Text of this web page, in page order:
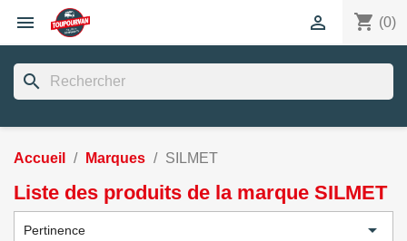
 shopping_cart (0)

search
Accueil Marques SILMET
Liste des produits de la marque SILMET
Pertinence 